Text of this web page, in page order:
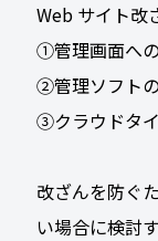
Web サイト改
①管理画面へ
②管理ソフト
③クラウドタ
改ざんを防ぐ
い場合に検討